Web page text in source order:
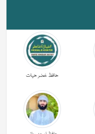
حافظ خضر حیات